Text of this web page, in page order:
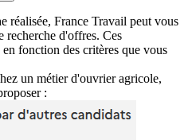
réalisée, France Travail peut vous
recherche d'offres. Ces
fonction des critères que vous
un métier d'ouvrier agricole,
: